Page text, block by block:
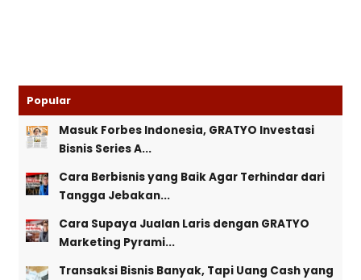
Popular
Masuk Forbes Indonesia, GRATYO Investasi
Bisnis Series A...
Cara Berbisnis yang Baik Agar Terhindar dari
Tangga Jebakan...
Cara Supaya Jualan Laris dengan GRATYO
Marketing Pyrami...
Transaksi Bisnis Banyak, Tapi Uang Cash yang